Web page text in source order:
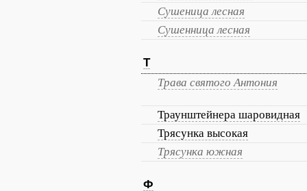
Сушеница лесная
Сушенница лесная
Т
Трава святого Антония
Траунштейнера шаровидная
Трясунка высокая
Трясунка южная
Ф